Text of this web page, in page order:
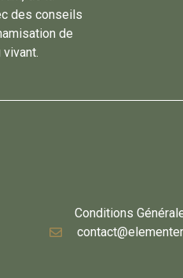
des conseils
de
Conditions